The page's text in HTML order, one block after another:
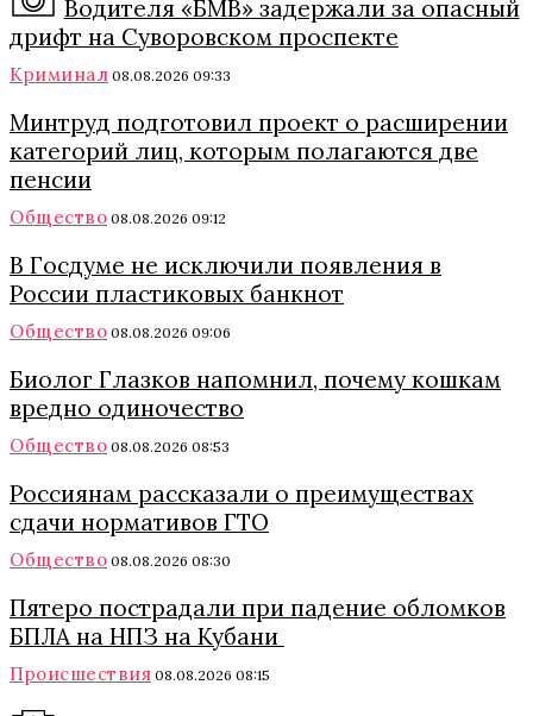
Водителя «БМВ» задержали за опасный
дрифт на Суворовском проспекте
Криминал 08.08.2026 09:33
Минтруд подготовил проект о расширении
категорий лиц, которым полагаются две
пенсии
Общество 08.08.2026 09:12
В Госдуме не исключили появления в
России пластиковых банкнот
Общество 08.08.2026 09:06
Биолог Глазков напомнил, почему кошкам
вредно одиночество
Общество 08.08.2026 08:53
Россиянам рассказали о преимуществах
сдачи нормативов ГТО
Общество 08.08.2026 08:30
Пятеро пострадали при падение обломков
БПЛА на НПЗ на Кубани
Происшествия 08.08.2026 08:15